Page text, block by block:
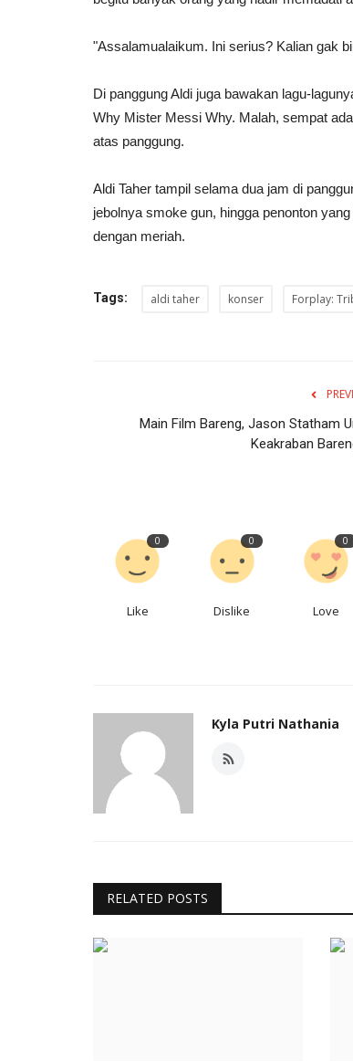
"Assalamualaikum. Ini serius? Kalian gak
Di panggung Aldi juga bawakan lagu-
Why Mister Messi Why. Malah, sempat
atas panggung.
Aldi Taher tampil selama dua jam di
jebolnya smoke gun, hingga penonton
dengan meriah.
Tags: aldi taher konser Forplay:
Main Film Bareng, Jason Statham
Keakraban
0
Like
0
Dislike
0
Love
Kyla Putri Nathania
RELATED POSTS